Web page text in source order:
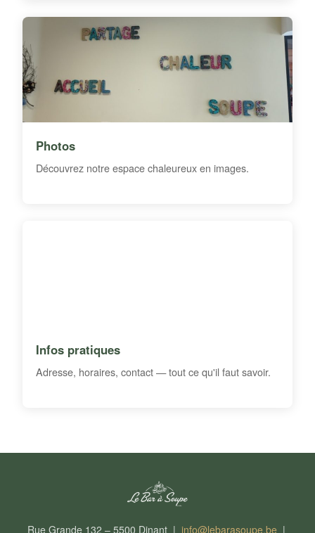
Photos
Découvrez notre espace chaleureux en images.
Infos pratiques
Adresse, horaires, contact — tout ce qu'il faut savoir.
Rue Grande 132 – 5500 Dinant | info@lebarasoupe.be|